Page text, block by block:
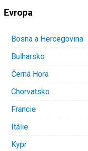
Evropa
Bosna a Hercegovina
Bulharsko
Černá Hora
Chorvatsko
Francie
Itálie
Kypr